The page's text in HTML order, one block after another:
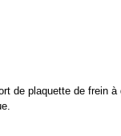
de plaquette de frein à